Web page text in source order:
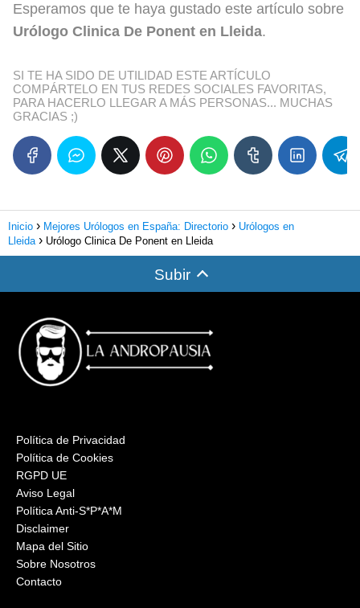
Esperamos que te haya gustado este artículo sobre
Urólogo Clinica De Ponent en Lleida.
SI TE HA SIDO DE UTILIDAD ESTE ARTÍCULO
COMPÁRTELO EN TUS REDES SOCIALES FAVORITAS,
PARA HACERLO LLEGAR A MÁS PERSONAS... MUCHAS
GRACIAS ;)
Inicio Mejores Urólogos en España: Directorio
Urólogos en
Lleida
Urólogo Clinica De Ponent en Lleida
Subir
Política de Privacidad
Política de Cookies
RGPD UE
Aviso Legal
Política Anti-S*P*A*M
Disclaimer
Mapa del Sitio
Sobre Nosotros
Contacto